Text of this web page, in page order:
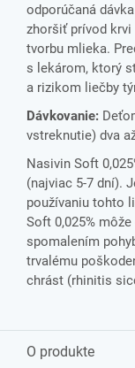
odporúčaná
zhoršiť prívod krvi
tvorbu mlieka.
s lekárom, ktorý
a rizikom liečby
Dávkovanie:
vstreknutie) dva
Nasivin Soft
(najviac 5-7 dní).
používaniu tohto
Soft 0,025%
spomalením
trvalému
chrást (rhinitis
O produkte